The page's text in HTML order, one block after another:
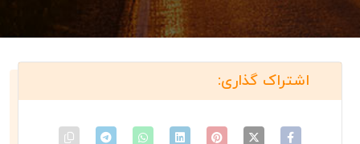
آیا شما یک فرستنده
هستید؟